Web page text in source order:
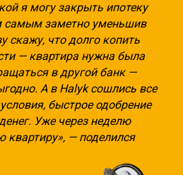
я могу закрыть ипотеку
самым заметно уменьшив
скажу, что долго копить
— квартира нужна была
в другой банк —
А в Halyk сошлись все
быстрое одобрение
Уже через неделю
квартиру», — поделился